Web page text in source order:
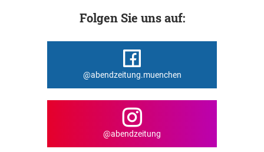
Folgen Sie uns auf:
@abendzeitung.muenchen
@abendzeitung